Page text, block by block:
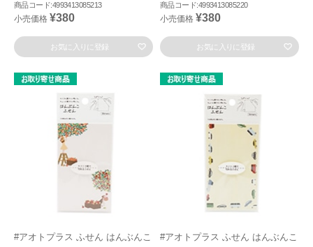
商品コード:4993413085213
小売価格 ¥380
お気に入りに登録
商品コード:4993413085220
小売価格 ¥380
お気に入りに登録
#アオトプラス ふせん はんぶんこ
#アオトプラス ふせん はんぶんこ